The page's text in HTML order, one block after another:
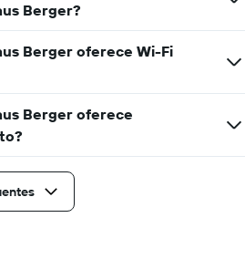
Berger?
Berger oferece Wi-Fi
Berger oferece